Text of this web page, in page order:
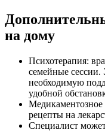
на дому
Психотерапия:
семейные сессии.
необходимую
удобной
Медикаментозное
рецепты на
Специалист